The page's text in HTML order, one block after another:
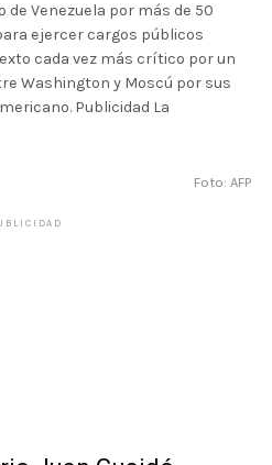
Venezuela por más de 50
ejercer cargos públicos
cada vez más crítico por un
Washington y Moscú por sus
Publicidad La
Foto: AFP